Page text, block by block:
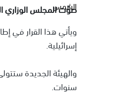
صوّت المجلس الوزاري
ويأتي هذا القرار في
إسرائيلية.
والهيئة الجديدة
سنوات.